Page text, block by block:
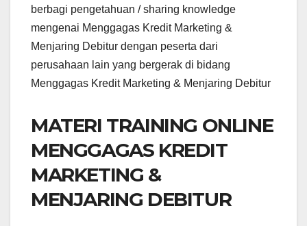
berbagi pengetahuan / sharing knowledge
mengenai Menggagas Kredit Marketing &
Menjaring Debitur dengan peserta dari
perusahaan lain yang bergerak di bidang
Menggagas Kredit Marketing & Menjaring Debitur
MATERI TRAINING ONLINE
MENGGAGAS KREDIT
MARKETING &
MENJARING DEBITUR